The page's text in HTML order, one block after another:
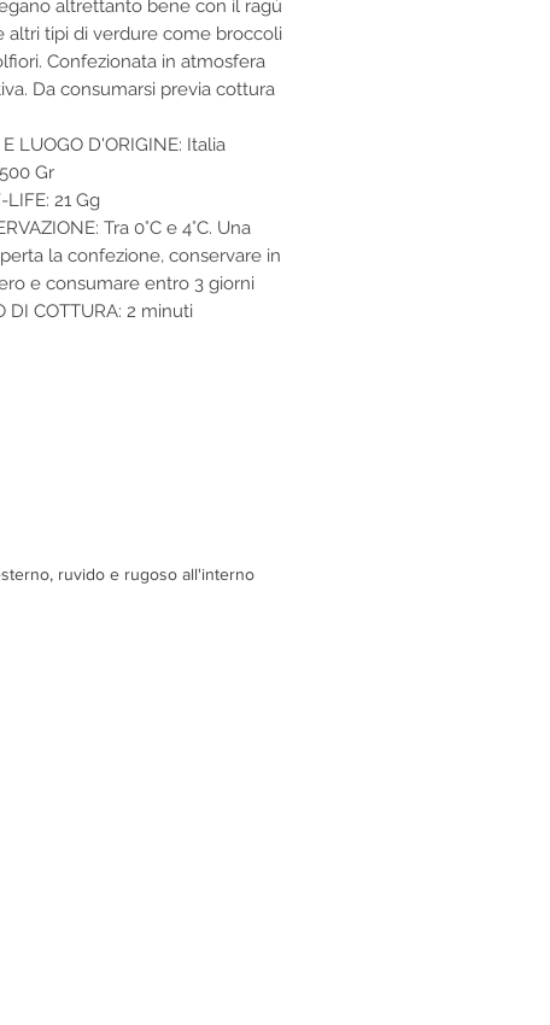
altrettanto bene con il ragù
altri tipi di verdure come broccoli
Confezionata in atmosfera
Da consumarsi previa cottura
E LUOGO D'ORIGINE: Italia
Gr
LIFE: 21 Gg
Tra 0°C e 4°C. Una
la confezione, conservare in
e consumare entro 3 giorni
DI COTTURA: 2 minuti
ruvido e rugoso all'interno